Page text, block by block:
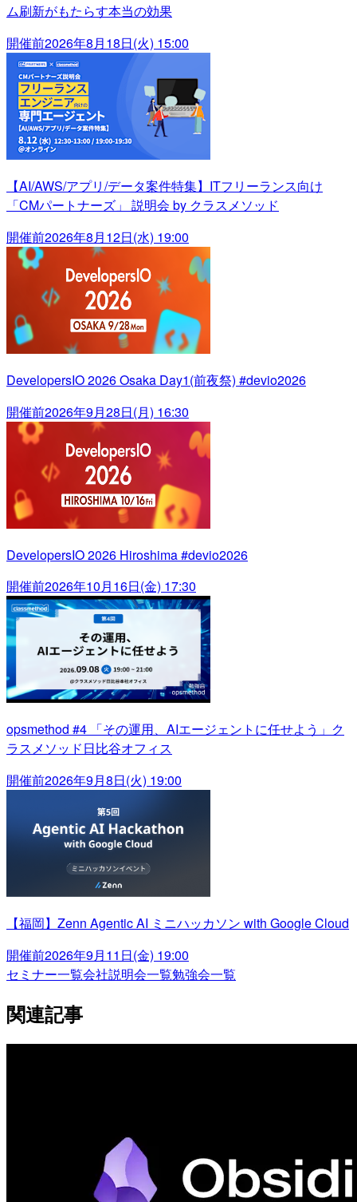
ム刷新がもたらす本当の効果
開催前2026年8月18日(火) 15:00
【AI/AWS/アプリ/データ案件特集】ITフリーランス向け
「CMパートナーズ」 説明会 by クラスメソッド
開催前2026年8月12日(水) 19:00
DevelopersIO 2026 Osaka Day1(前夜祭) #devio2026
開催前2026年9月28日(月) 16:30
DevelopersIO 2026 Hiroshima #devio2026
開催前2026年10月16日(金) 17:30
opsmethod #4 「その運用、AIエージェントに任せよう」ク
ラスメソッド日比谷オフィス
開催前2026年9月8日(火) 19:00
【福岡】Zenn Agentic AI ミニハッカソン with Google Cloud
開催前2026年9月11日(金) 19:00
セミナー一覧会社説明会一覧勉強会一覧
関連記事